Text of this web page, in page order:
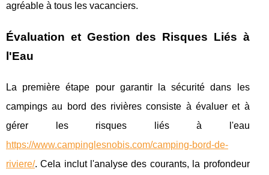
agréable à tous les vacanciers.
Évaluation et Gestion des Risques Liés à
l'Eau
La première étape pour garantir la sécurité dans les
campings au bord des rivières consiste à évaluer et à
gérer les risques liés à l'eau
https://www.campinglesnobis.com/camping-bord-de-
riviere/. Cela inclut l'analyse des courants, la profondeur